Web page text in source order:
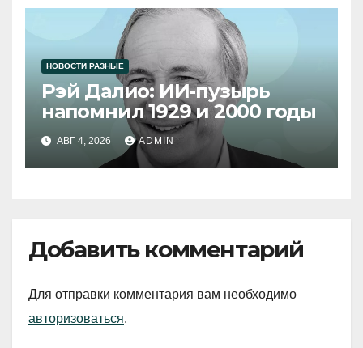
НОВОСТИ РАЗНЫЕ
Рэй Далио: ИИ-пузырь
напомнил 1929 и 2000 годы
АВГ 4, 2026 ADMIN
Добавить комментарий
Для отправки комментария вам необходимо
авторизоваться.